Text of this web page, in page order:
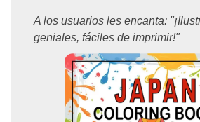
A los usuarios les encanta:
geniales, fáciles de imprimir!"